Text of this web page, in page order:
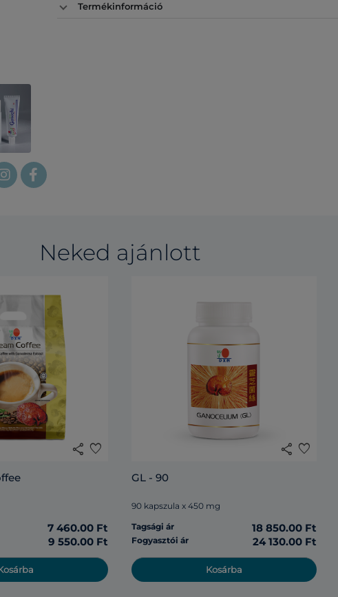
Termékinformáció
Neked ajánlott
share favorite
7 460.00 Ft
9 550.00 Ft
share favorite
GL - 90
90 kapszula x 450 mg
Tagsági ár
18 850.00 Ft
Fogyasztói ár 24 130.00 Ft
Kosárba